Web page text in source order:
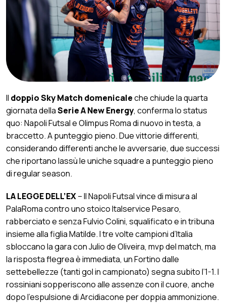
Il doppio Sky Match domenicaleche chiude la quarta
giornata dellaSerie A New Energy, conferma lo status
quo: Napoli Futsal e Olimpus Roma di nuovo in testa, a
braccetto. A punteggio pieno. Due vittorie differenti,
considerando differenti anche le avversarie, due successi
che riportano lassù le uniche squadre a punteggio pieno
di regular season.
LA LEGGE DELL’EX– Il Napoli Futsal vince di misura al
PalaRoma contro uno stoico Italservice Pesaro,
rabberciato e senza Fulvio Colini, squalificato e in tribuna
insieme alla figlia Matilde. I tre volte campioni d’Italia
sbloccano la gara con Julio de Oliveira, mvp del match, ma
la risposta flegrea è immediata, un Fortino dalle
settebellezze (tanti gol in campionato) segna subito l’1-1. I
rossiniani sopperiscono alle assenze con il cuore, anche
dopo l’espulsione di Arcidiacone per doppia ammonizione.